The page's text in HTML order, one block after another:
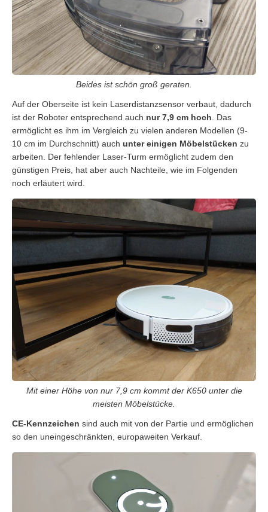
Beides ist schön groß geraten.
Auf der Oberseite ist kein Laserdistanzsensor verbaut, dadurch
ist der Roboter entsprechend auch nur 7,9 cm hoch . Das
ermöglicht es ihm im Vergleich zu vielen anderen Modellen (9-
10 cm im Durchschnitt) auch unter einigen Möbelstücken zu
arbeiten. Der fehlender Laser-Turm ermöglicht zudem den
günstigen Preis, hat aber auch Nachteile, wie im Folgenden
noch erläutert wird.
Mit einer Höhe von nur 7,9 cm kommt der K650 unter die
meisten Möbelstücke.
CE-Kennzeichen sind auch mit von der Partie und ermöglichen
so den uneingeschränkten, europaweiten Verkauf.